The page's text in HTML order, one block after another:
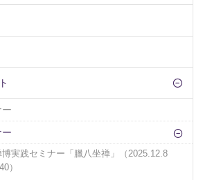
博実践セミナー「臘八坐禅」（2025.12.8
）